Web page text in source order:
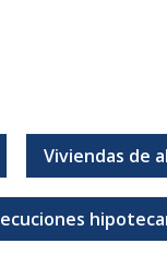
Viviendas de